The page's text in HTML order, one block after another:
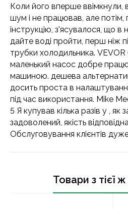
Коли його вперше ввімкнули,
шум і не працював, але
інструкцію, з'ясувалося, що в
дайте воді пройти, перш ніж
трубки холодильника.
маленький насос добре
машиною. дешева
досить проста в
під час використання. Mike
5 Я купував кілька разів у ,
задоволений, якість
Обслуговування клієнтів
Товари з тієї ж